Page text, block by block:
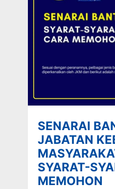
SENARAI
JABATAN
SYARAT-
MEMOHON